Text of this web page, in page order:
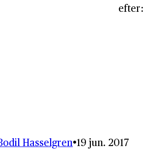
efter:
Hasselgren 19 jun. 2017